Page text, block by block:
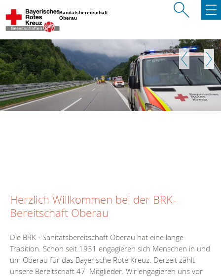
Sanitätsbereitschaft
Oberau
Zurück
Herzlich Willkommen bei der BRK-
Bereitschaft Oberau
Die BRK - Sanitätsbereitschaft Oberau hat eine lange
Tradition. Schon seit 1931 engagieren sich Menschen in und
um Oberau für das Bayerische Rote Kreuz. Derzeit zählt
unsere Bereitschaft 47 Mitglieder. Wir engagieren uns vor